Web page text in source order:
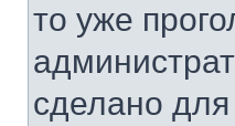
то уже
сделано